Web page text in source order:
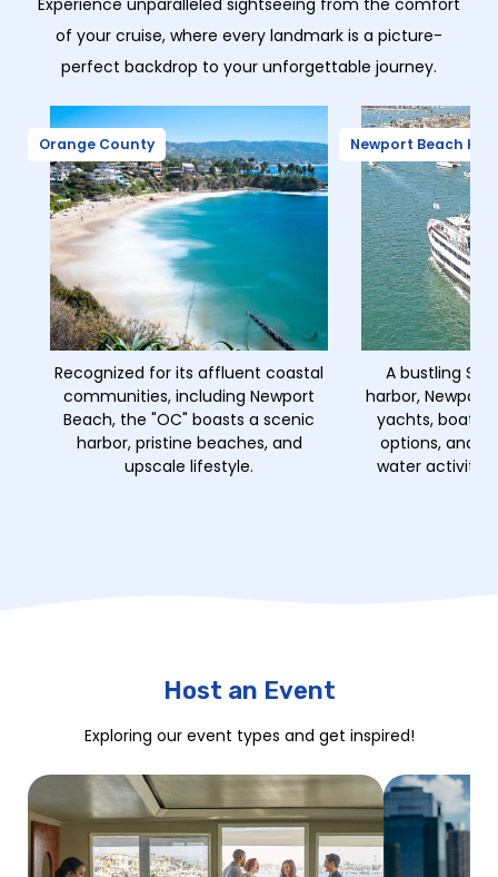
of your cruise, where every landmark is a picture-
perfect backdrop to your unforgettable journey.
Orange County
Recognized for its affluent coastal
communities, including Newport
Beach, the "OC" boasts a scenic
harbor, pristine beaches, and
upscale lifestyle.
Newport Beach
A bustling
harbor, Newport
yachts, boats,
options, and
water
Host an Event
Exploring our event types and get inspired!